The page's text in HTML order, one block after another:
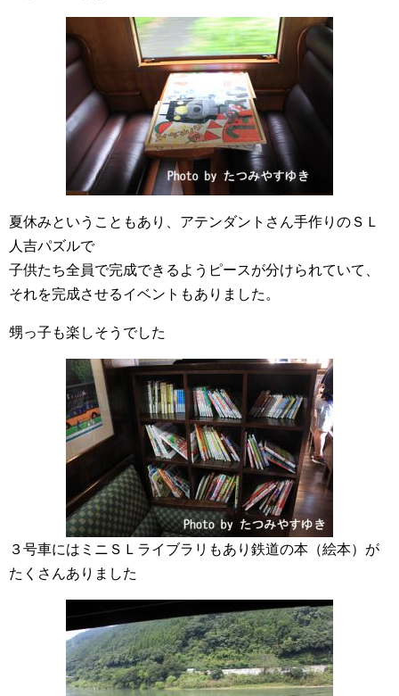
夏休みということもあり、アテンダントさん手作りのＳＬ
人吉パズルで
子供たち全員で完成できるようピースが分けられていて、
それを完成させるイベントもありました。
甥っ子も楽しそうでした
３号車にはミニＳＬライブラリもあり鉄道の本（絵本）が
たくさんありました